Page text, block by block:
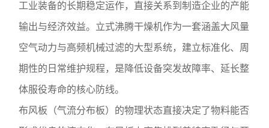
工业装备的长期稳定运作，直接关系到制造企业的产能
输出与经济效益。立式沸腾干燥机作为一套涵盖大风量
空气动力与高频机械过滤的大型系统，建立标准化、周
期性的日常维护规程，是降低设备突发故障率、延长整
体服役寿命的核心防线。
布风板（气流分布板）的物理状态直接决定了物料能否